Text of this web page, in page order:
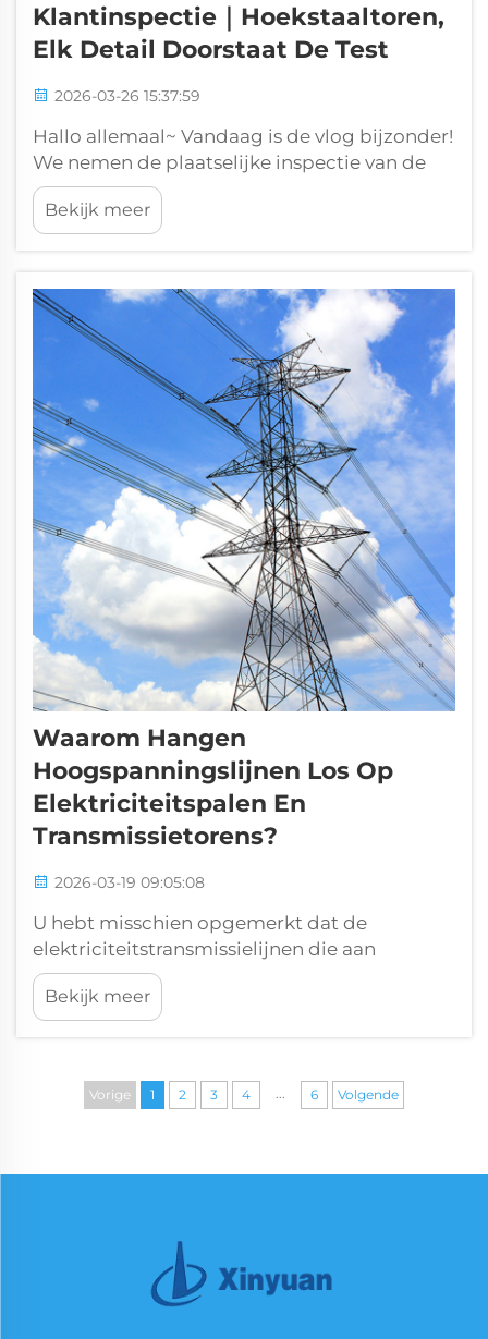
Klantinspectie｜Hoekstaaltoren,
Elk Detail Doorstaat De Test
2026-03-26 15:37:59
Hallo allemaal~ Vandaag is de vlog bijzonder!
We nemen de plaatselijke inspectie van de
klant op van onze drie kernproducten:
hoekstaaltoren, transmissietoren en
communicatietoren. Als professionele
Bekijk meer
Waarom Hangen
Hoogspanningslijnen Los Op
Elektriciteitspalen En
Transmissietorens?
2026-03-19 09:05:08
U hebt misschien opgemerkt dat de
elektriciteitstransmissielijnen die aan
elektriciteitspalen hangen, los zijn. U heeft
zich wellicht afgevraagd: waarom zijn de
lijnen niet strak bevestigd aan de palen?
elektriciteitslijnen los hangen aan
elektriciteitspalen en waarom ze
Bekijk meer
Vorige 1 2 3 4 6 Volgende